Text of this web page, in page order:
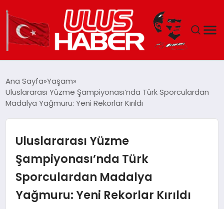
DÜNYA
TEKNOLOJI
EĞITIM
Ana Sayfa Yaşam
Uluslararası Yüzme Şampiyonası’nda Türk Sporculardan
Madalya Yağmuru: Yeni Rekorlar Kırıldı
Uluslararası Yüzme
Şampiyonası’nda Türk
Sporculardan Madalya
Yağmuru: Yeni Rekorlar Kırıldı